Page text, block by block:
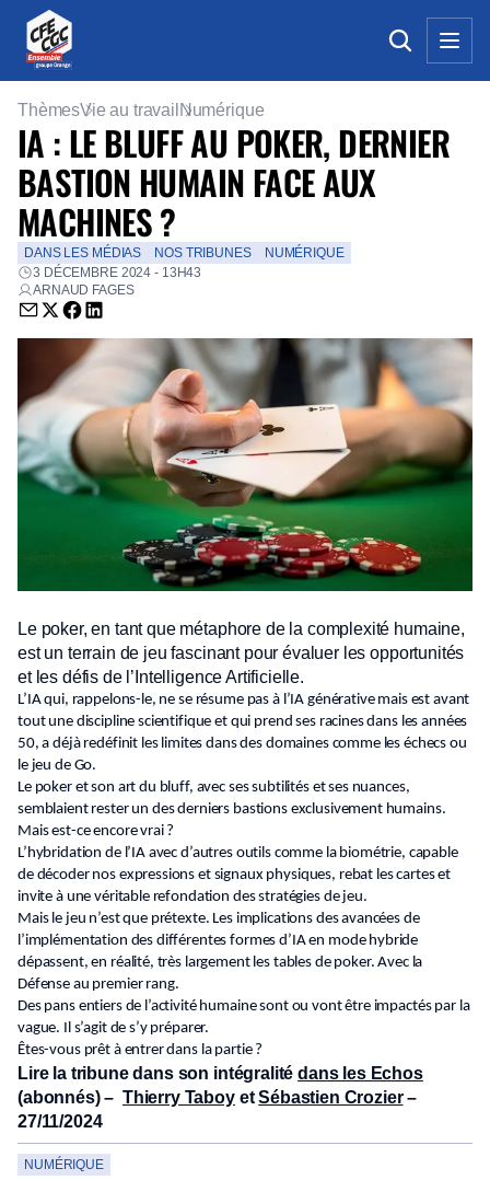
ThèmesVie au travail Numérique
IA : LE BLUFF AU POKER, DERNIER
BASTION HUMAIN FACE AUX
MACHINES ?
DANS LES MÉDIAS NOS TRIBUNES
NUMÉRIQUE
3 DÉCEMBRE 2024 - 13H43
ARNAUD FAGES
Envoyer par email (nouvelle fenêtre)
Partager sur Twitter (nouvelle fenêtre)
Partager sur Facebook (nouvelle fenêtre)
Partager sur LinkedIn (nouvelle fenêtre)
Le poker, en tant que métaphore de la complexité humaine,
est un terrain de jeu fascinant pour évaluer les opportunités
et les défis de l’Intelligence Artificielle.
L’IA qui, rappelons-le, ne se résume pas à l’IA générative mais est avant
tout une discipline scientifique et qui prend ses racines dans les années
50, a déjà redéfinit les limites dans des domaines comme les échecs ou
le jeu de Go.
Le poker et son art du bluff, avec ses subtilités et ses nuances,
semblaient rester un des derniers bastions exclusivement humains.
Mais est-ce encore vrai ?
L’hybridation de l’IA avec d’autres outils comme la biométrie, capable
de décoder nos expressions et signaux physiques, rebat les cartes et
invite à une véritable refondation des stratégies de jeu.
Mais le jeu n’est que prétexte. Les implications des avancées de
l’implémentation des différentes formes d’IA en mode hybride
dépassent, en réalité, très largement les tables de poker. Avec la
Défense au premier rang.
Des pans entiers de l’activité humaine sont ou vont être impactés par la
vague. Il s’agit de s’y préparer.
Êtes-vous prêt à entrer dans la partie ?
Lire la tribune dans son intégralitédans les Echos
(abonnés) – Thierry TaboyetSébastien Crozier–
27/11/2024
NUMÉRIQUE